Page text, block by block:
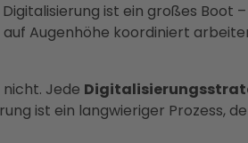
ist ein großes Boot
Augenhöhe koordiniert
Jede
ist ein langwieriger Prozess,